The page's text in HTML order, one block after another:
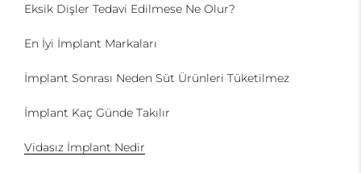
Eksik Dişler Tedavi Edilmese Ne Olur?
En İyi İmplant Markaları
İmplant Sonrası Neden Süt Ürünleri Tüketilmez
İmplant Kaç Günde Takılır
Vidasız İmplant Nedir